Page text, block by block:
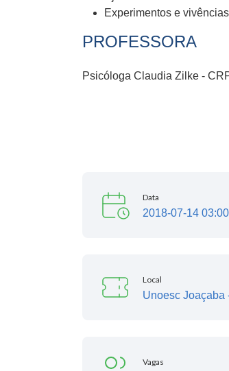
Experimentos e
PROFESSORA
Psicóloga Claudia Zilke -
Data
2018-07-14
Local
Unoesc Joaçaba
Vagas